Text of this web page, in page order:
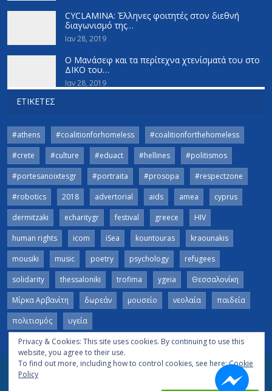
CYCLAMINA: Έλληνες φοιτητές στον διεθνή
διαγωνισμό της…
Ιαν 28, 2019
Ο Μανάσεφ και τα περίτεχνα χτενίσματά του στο
ΔΙΚΟ του…
Ιαν 28, 2019
ΕΤΙΚΈΤΕΣ
#athens #coalitionforhomeless
#coalitionforthehomeless
#crete
#culture #eduact #hellines
#politismos
#portesanoixtesgr
#portraita #prosopa
#respectzone
#robotics
2018 advertorial aids amea
cyprus
dermitzaki
echaritygr festival greece
HIV
human rights
icom iSea kountouras
kraounakis
mousiki
music poetry psychology
refugees
solidarity
thessaloniki trofima ygeia
Θεσσαλονίκη
Μίρκα Αρβανίτη
δωρεάν μουσείο νεολαία
παιδεία
πολιτισμός
υγεία
Privacy & Cookies: This site uses cookies. By continuing to use this
website, you agree to their use.
To find out more, including how to control cookies, see here:Cookie
Policy